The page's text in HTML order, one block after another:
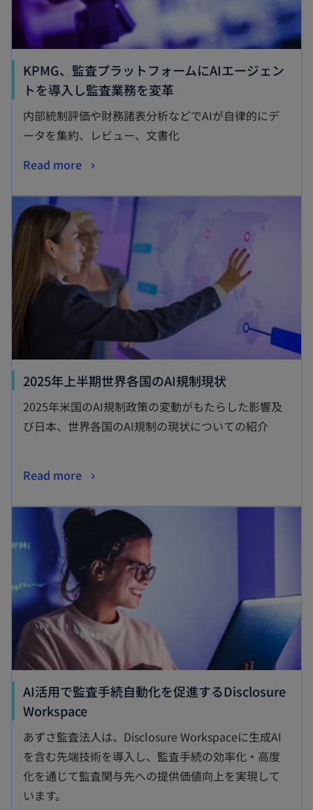
KPMG、監査プラットフォームにAIエージェン
トを導入し監査業務を変革
内部統制評価や財務諸表分析などでAIが自律的にデ
ータを集約、レビュー、文書化
Read more
2025年上半期世界各国のAI規制現状
2025年米国のAI規制政策の変動がもたらした影響及
び日本、世界各国のAI規制の現状についての紹介
Read more
AI活用で監査手続自動化を促進するDisclosure
Workspace
あずさ監査法人は、Disclosure Workspaceに生成AI
を含む先端技術を導入し、監査手続の効率化・高度
化を通じて監査関与先への提供価値向上を実現して
います。